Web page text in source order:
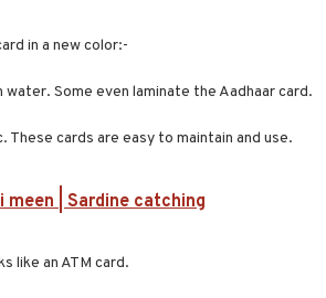
in a new color:-
Some even laminate the Aadhaar card.
These cards are easy to maintain and use.
meen | Sardine catching
like an ATM card.